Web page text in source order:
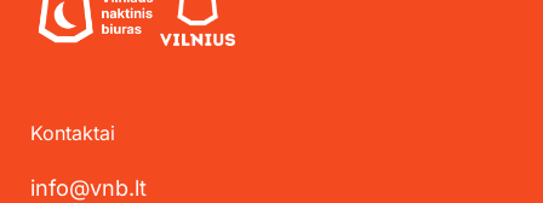
Kontaktai
info@vnb.lt